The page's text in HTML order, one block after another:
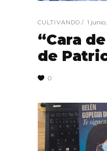
CULTIVANDO 1
“Cara
de
0